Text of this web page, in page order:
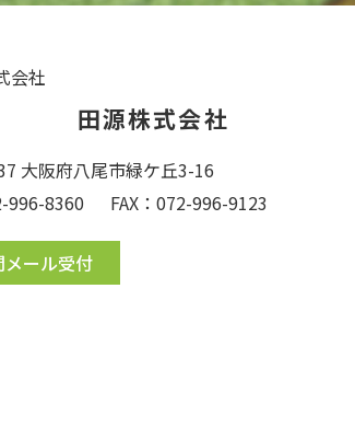
田源株式会社
大阪府八尾市緑ケ丘3-16
996-8360
FAX：072-996-9123
メール受付